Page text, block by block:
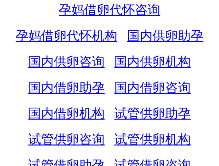
孕妈借卵代怀咨询
孕妈借卵代怀机构
国内供卵助孕
国内供卵咨询
国内供卵机构
国内借卵助孕
国内借卵咨询
国内借卵机构
试管供卵助孕
试管供卵咨询
试管供卵机构